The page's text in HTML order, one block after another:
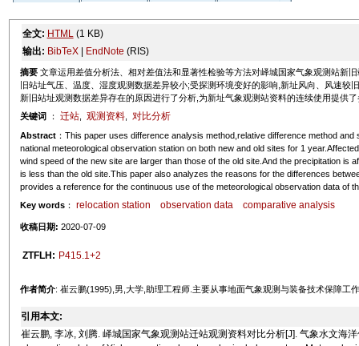
全文: HTML(1 KB)
输出: BibTeX| EndNote (RIS)
摘要文章运用差值分析法、相对差值法和显著性检验等方法对峄城国家气象观测站新
旧站址气压、温度、湿度观测数据差异较小;受探测环境变好的影响,新址风向、风速
新旧站址观测数据差异存在的原因进行了分析,为新址气象观测站资料的连续使用提供
关键词
： 迁站, 观测资料, 对比分析
Abstract：This paper uses difference analysis method,relative difference method
national meteorological observation station on both new and old sites for 1
wind speed of the new site are larger than those of the old site.And the precipitation is
is less than the old site.This paper also analyzes the reasons for the differences
provides a reference for the continuous use of the meteorological observation data of
Key words： relocation station observation data comparative analysis
收稿日期: 2020-07-09
ZTFLH: P415.1+2
作者简介: 崔云鹏(1995),男,大学,助理工程师.主要从事地面气象观测与装备技术保障工
引用本文:
崔云鹏, 李冰, 刘腾. 峄城国家气象观测站迁站观测资料对比分析[J]. 气象水文